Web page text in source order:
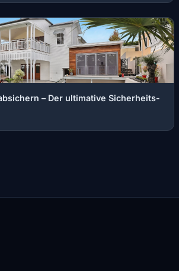
– Der ultimative Sicherheits-